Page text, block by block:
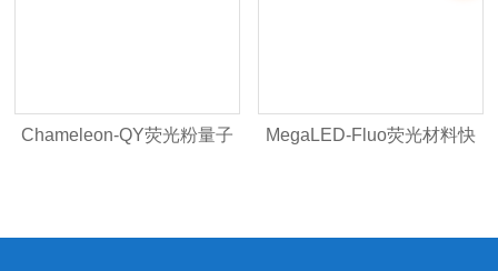
Chameleon-QY荧光粉量子 MegaLED-Fluo荧光材料快